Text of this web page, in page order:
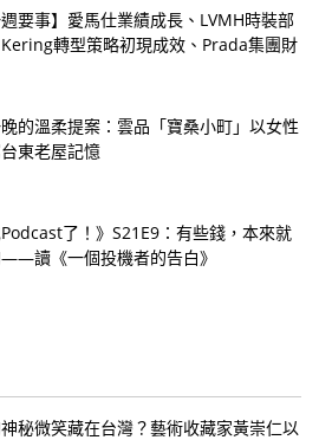
週要事】愛馬仕業績成長、LVMH時裝部
轉型策略初現成效、Prada集團財
的溫柔提案：雲品「寶桑小町」以女性
東老屋記憶
Podcast了！》S21E9：有些錢，本來就
讀《一個投機者的告白》
秘微笑藏在台灣？藝術收藏家黃崇仁以